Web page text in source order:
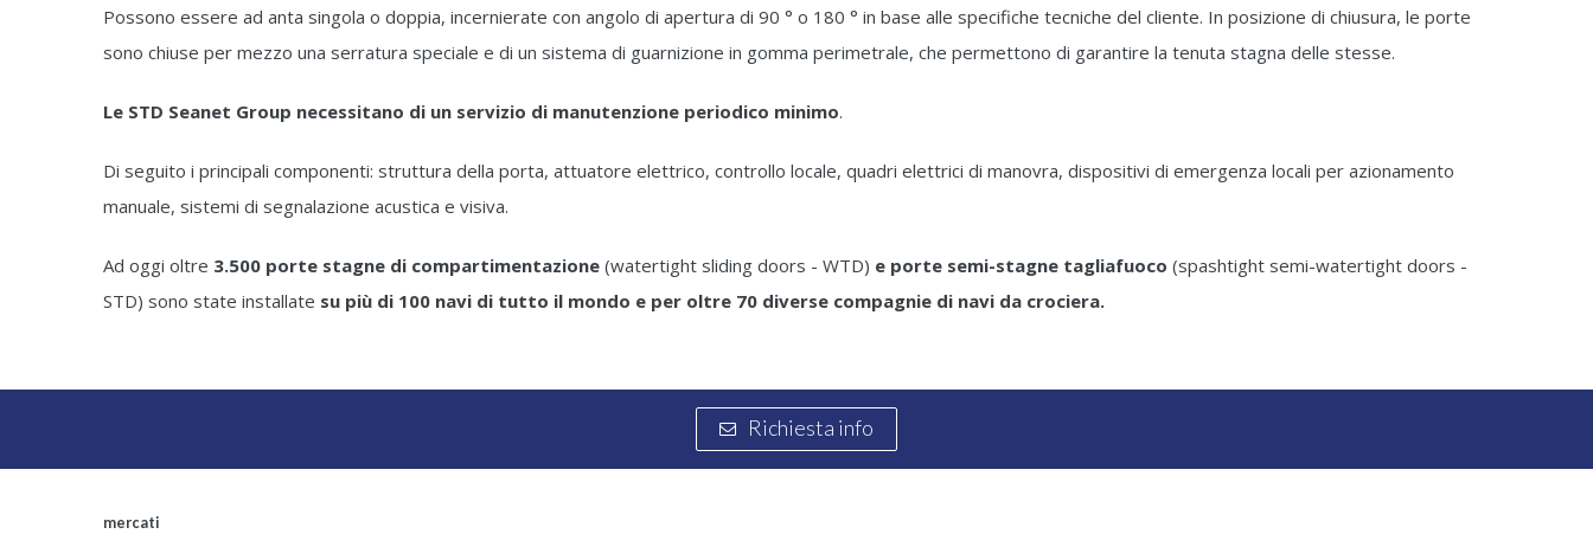
Possono essere ad anta singola o doppia, incernierate con angolo di apertura di 90 ° o 180 ° in base alle specifiche tecniche del cliente. In posizione di chiusura, le porte
sono chiuse per mezzo una serratura speciale e di un sistema di guarnizione in gomma perimetrale, che permettono di garantire la tenuta stagna delle stesse.
Le STD Seanet Group necessitano di un servizio di manutenzione periodico minimo.
Di seguito i principali componenti: struttura della porta, attuatore elettrico, controllo locale, quadri elettrici di manovra, dispositivi di emergenza locali per azionamento
manuale, sistemi di segnalazione acustica e visiva.
Ad oggi oltre 3.500 porte stagne di compartimentazione (watertight sliding doors - WTD) e porte semi-stagne tagliafuoco (spashtight semi-watertight doors -
STD) sono state installate su più di 100 navi di tutto il mondo e per oltre 70 diverse compagnie di navi da crociera.
Richiesta info
mercati